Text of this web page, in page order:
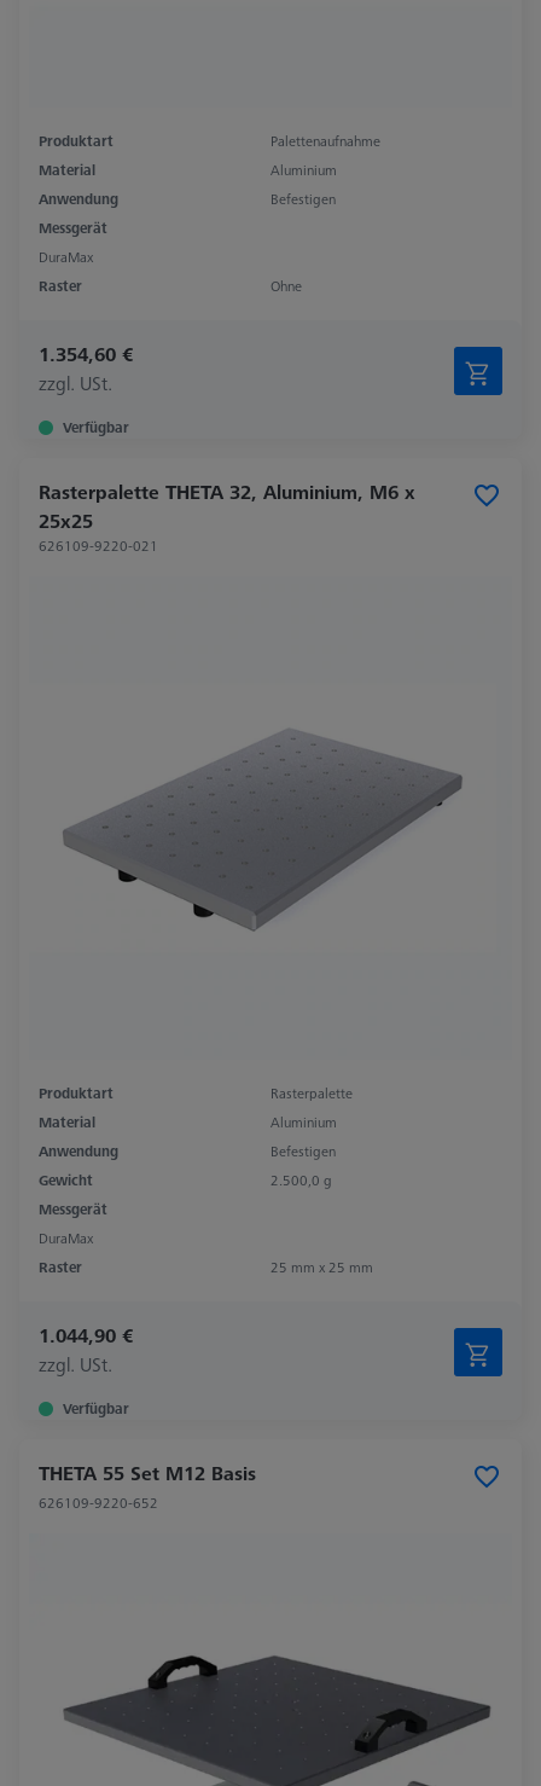
Produktart
Palettenaufnahme
Material
Aluminium
Anwendung
Befestigen
Messgerät
DuraMax
Raster
Ohne
1.354,60 €
zzgl. USt.
Verfügbar
Rasterpalette THETA 32, Aluminium, M6 x
25x25
626109-9220-021
Produktart
Rasterpalette
Material
Aluminium
Anwendung
Befestigen
Gewicht
2.500,0 g
Messgerät
DuraMax
Raster
25 mm x 25 mm
1.044,90 €
zzgl. USt.
Verfügbar
THETA 55 Set M12 Basis
626109-9220-652